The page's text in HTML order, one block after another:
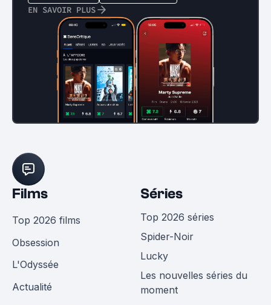
EN SAVOIR PLUS
Films
Top 2026 films
Obsession
L'Odyssée
Actualité
Séries
Top 2026 séries
Spider-Noir
Lucky
Les nouvelles séries du
moment